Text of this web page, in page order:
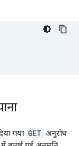
गया GET अनुरोध